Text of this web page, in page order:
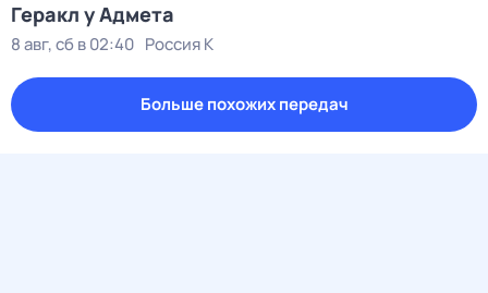
Геракл у Адмета
8 авг, сб в 02:40 Россия К
Больше похожих передач